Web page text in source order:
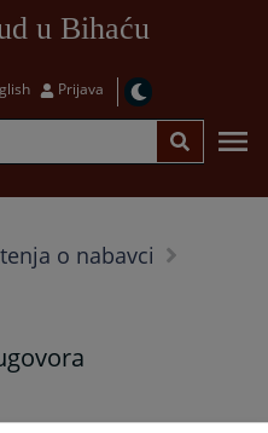
u Bihaću
Prijava
o nabavci